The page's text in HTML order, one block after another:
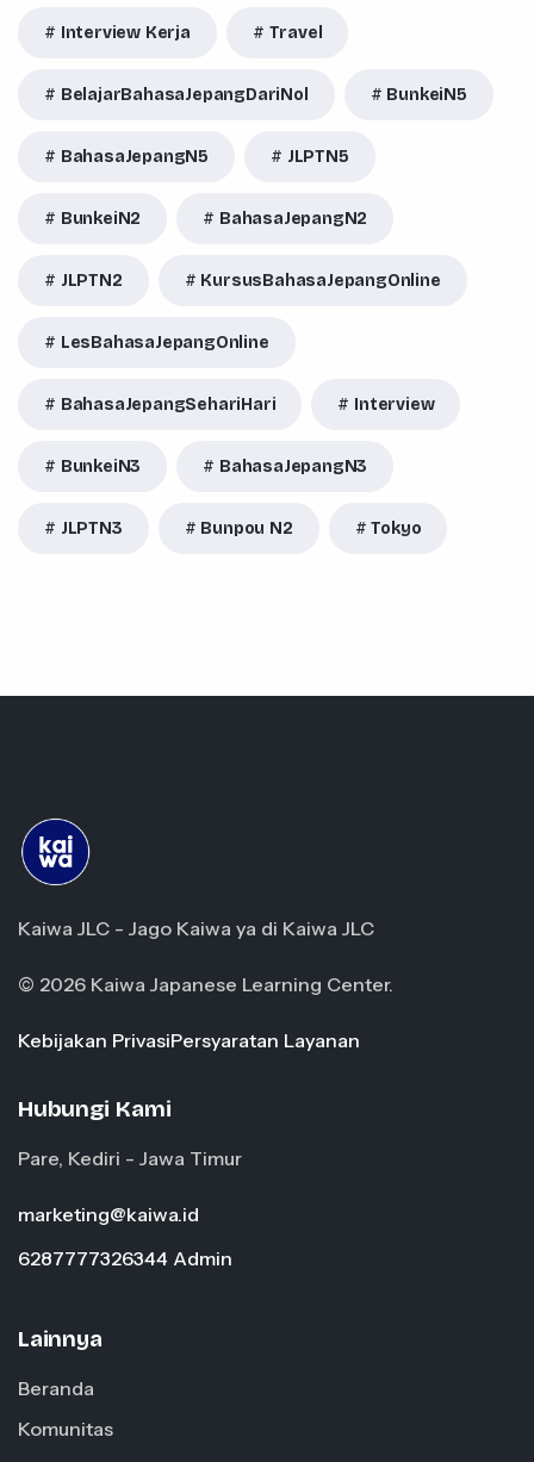
Interview Kerja Travel
BelajarBahasaJepangDariNol BunkeiN5
BahasaJepangN5 JLPTN5
BunkeiN2 BahasaJepangN2
JLPTN2 KursusBahasaJepangOnline
LesBahasaJepangOnline
BahasaJepangSehariHari Interview
BunkeiN3 BahasaJepangN3
JLPTN3 Bunpou N2 Tokyo
Kaiwa JLC - Jago Kaiwa ya di Kaiwa JLC
© 2026 Kaiwa Japanese Learning Center.
Kebijakan PrivasiPersyaratan Layanan
Hubungi Kami
Pare, Kediri - Jawa Timur
marketing@kaiwa.id
6287777326344 Admin
Lainnya
Beranda
Komunitas